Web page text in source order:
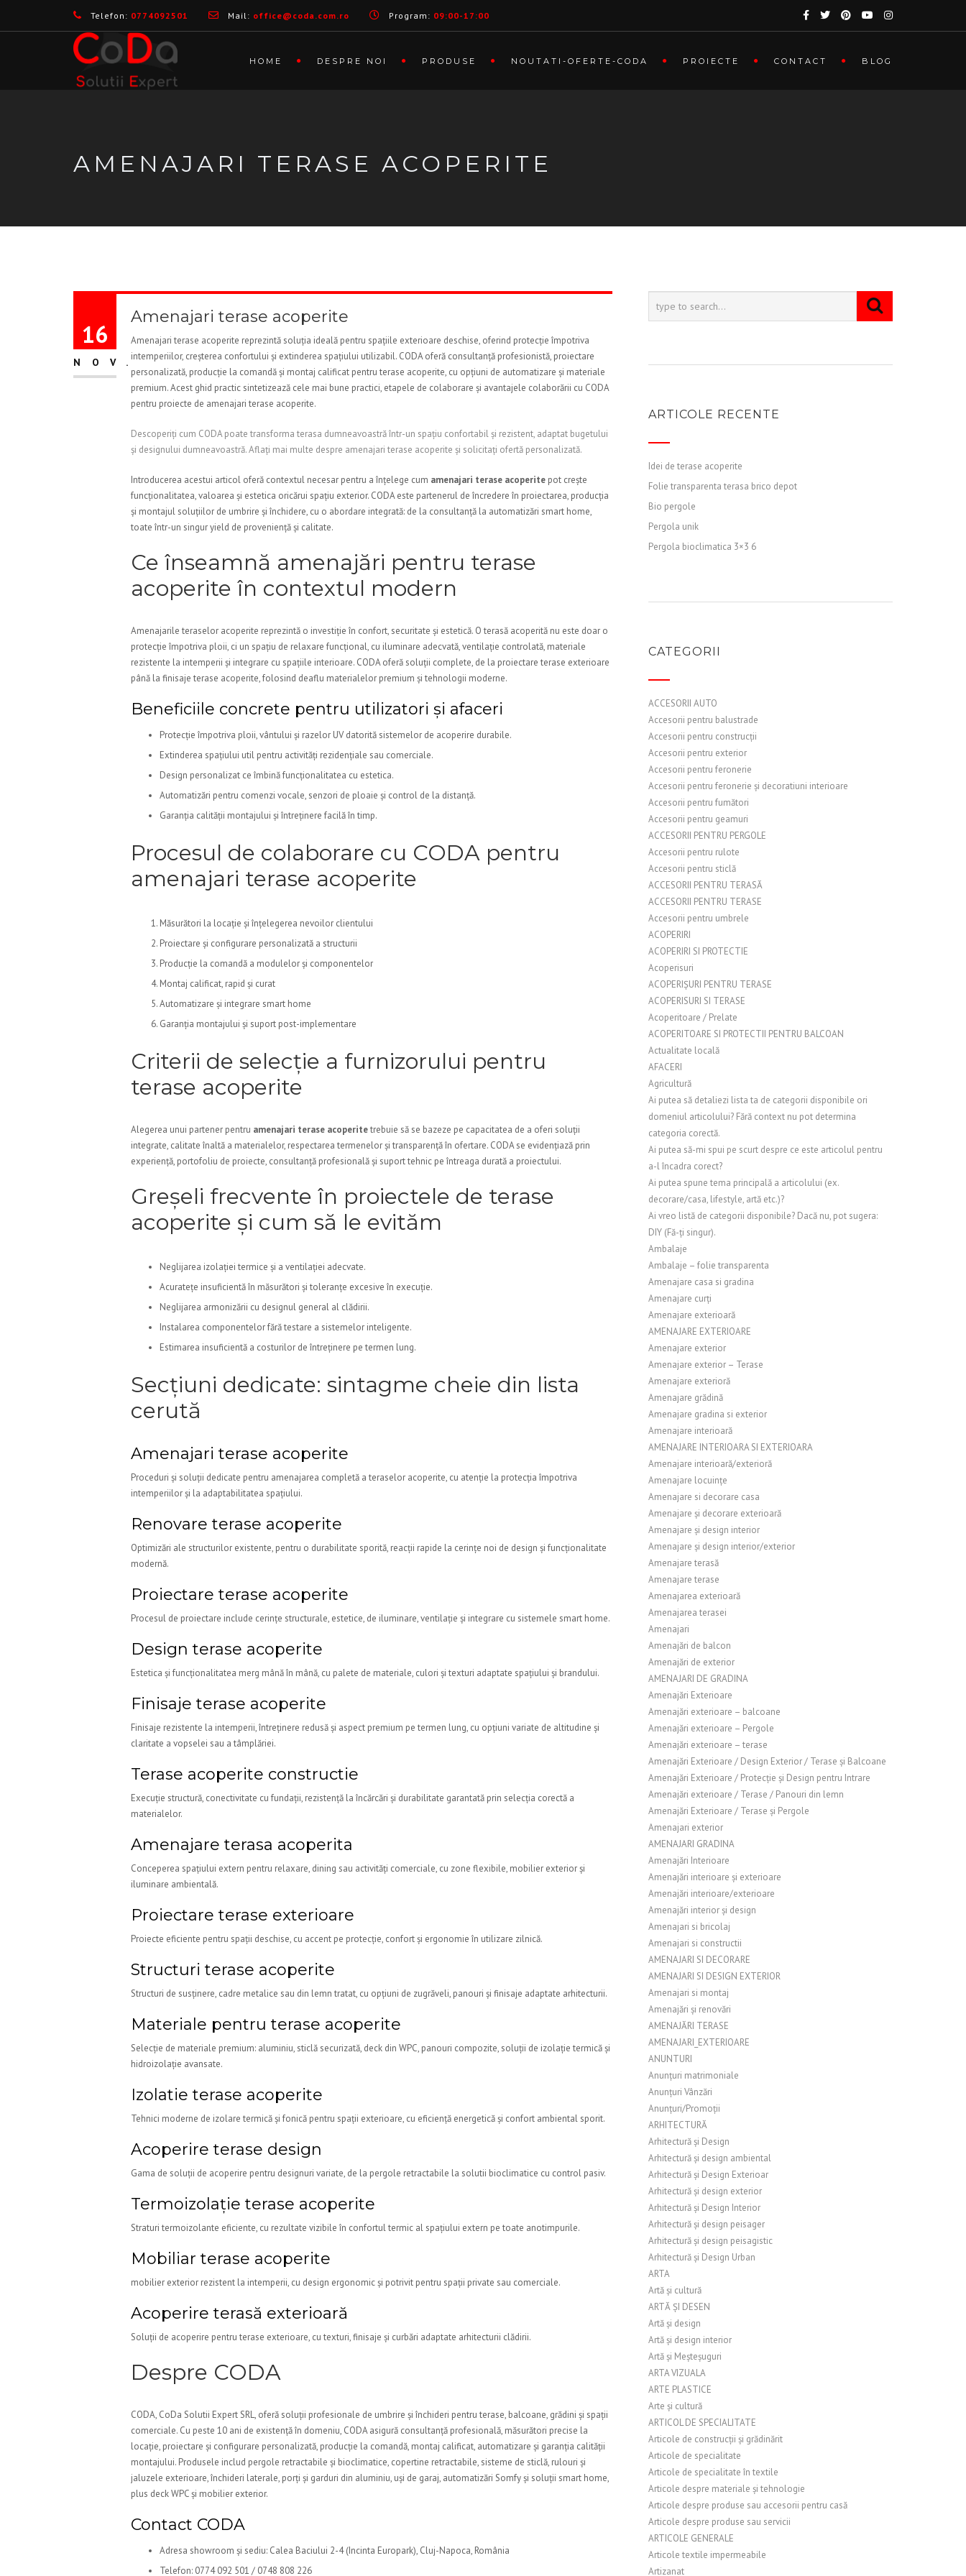
Telefon: 0774092501 Mail: office@coda.com.ro Program: 09:00-17:00
HOME DESPRE NOI PRODUSE NOUTATI-OFERTE-CODA PROIECTE CONTACT BLOG
AMENAJARI TERASE ACOPERITE
16
NOV.
Amenajari terase acoperite
Amenajari terase acoperite reprezintă soluția ideală pentru spațiile exterioare deschise, oferind protecție împotriva
intemperiilor, creșterea confortului și extinderea spațiului utilizabil. CODA oferă consultanță profesionistă, proiectare
personalizată, producție la comandă și montaj calificat pentru terase acoperite, cu opțiuni de automatizare și materiale
premium. Acest ghid practic sintetizează cele mai bune practici, etapele de colaborare și avantajele colaborării cu CODA
pentru proiecte de amenajari terase acoperite.
Descoperiți cum CODA poate transforma terasa dumneavoastră într-un spațiu confortabil și rezistent, adaptat bugetului
și designului dumneavoastră. Aflați mai multe despre amenajari terase acoperite și solicitați ofertă personalizată.
Introducerea acestui articol oferă contextul necesar pentru a înțelege cum amenajari terase acoperite pot crește
funcționalitatea, valoarea și estetica oricărui spațiu exterior. CODA este partenerul de încredere în proiectarea, producția
și montajul soluțiilor de umbrire și închidere, cu o abordare integrată: de la consultanță la automatizări smart home,
toate într-un singur yield de proveniență și calitate.
Ce înseamnă amenajări pentru terase
acoperite în contextul modern
Amenajarile teraselor acoperite reprezintă o investiție în confort, securitate și estetică. O terasă acoperită nu este doar o
protecție împotriva ploii, ci un spațiu de relaxare funcțional, cu iluminare adecvată, ventilație controlată, materiale
rezistente la intemperii și integrare cu spațiile interioare. CODA oferă soluții complete, de la proiectare terase exterioare
până la finisaje terase acoperite, folosind deaflu materialelor premium și tehnologii moderne.
Beneficiile concrete pentru utilizatori și afaceri
Protecție împotriva ploii, vântului și razelor UV datorită sistemelor de acoperire durabile.
Extinderea spațiului util pentru activități rezidențiale sau comerciale.
Design personalizat ce îmbină funcționalitatea cu estetica.
Automatizări pentru comenzi vocale, senzori de ploaie și control de la distanță.
Garanția calității montajului și întreținere facilă în timp.
Procesul de colaborare cu CODA pentru
amenajari terase acoperite
Măsurători la locație și înțelegerea nevoilor clientului
Proiectare și configurare personalizată a structurii
Producție la comandă a modulelor și componentelor
Montaj calificat, rapid și curat
Automatizare și integrare smart home
Garanția montajului și suport post-implementare
Criterii de selecție a furnizorului pentru
terase acoperite
Alegerea unui partener pentru amenajari terase acoperitetrebuie să se bazeze pe capacitatea de a oferi soluții
integrate, calitate înaltă a materialelor, respectarea termenelor și transparență în ofertare. CODA se evidențiază prin
experiență, portofoliu de proiecte, consultanță profesională și suport tehnic pe întreaga durată a proiectului.
Greșeli frecvente în proiectele de terase
acoperite și cum să le evităm
Neglijarea izolației termice și a ventilației adecvate.
Acuratețe insuficientă în măsurători și toleranțe excesive în execuție.
Neglijarea armonizării cu designul general al clădirii.
Instalarea componentelor fără testare a sistemelor inteligente.
Estimarea insuficientă a costurilor de întreținere pe termen lung.
Secțiuni dedicate: sintagme cheie din lista
cerută
Amenajari terase acoperite
Proceduri și soluții dedicate pentru amenajarea completă a teraselor acoperite, cu atenție la protecția împotriva
intemperiilor și la adaptabilitatea spațiului.
Renovare terase acoperite
Optimizări ale structurilor existente, pentru o durabilitate sporită, reacții rapide la cerințe noi de design și funcționalitate
modernă.
Proiectare terase acoperite
Procesul de proiectare include cerințe structurale, estetice, de iluminare, ventilație și integrare cu sistemele smart home.
Design terase acoperite
Estetica și funcționalitatea merg mână în mână, cu palete de materiale, culori și texturi adaptate spațiului și brandului.
Finisaje terase acoperite
Finisaje rezistente la intemperii, întreținere redusă și aspect premium pe termen lung, cu opțiuni variate de altitudine și
claritate a vopselei sau a tâmplăriei.
Terase acoperite constructie
Execuție structură, conectivitate cu fundații, rezistență la încărcări și durabilitate garantată prin selecția corectă a
materialelor.
Amenajare terasa acoperita
Conceperea spațiului extern pentru relaxare, dining sau activități comerciale, cu zone flexibile, mobilier exterior și
iluminare ambientală.
Proiectare terase exterioare
Proiecte eficiente pentru spații deschise, cu accent pe protecție, confort și ergonomie în utilizare zilnică.
Structuri terase acoperite
Structuri de susținere, cadre metalice sau din lemn tratat, cu opțiuni de zugrăveli, panouri și finisaje adaptate arhitecturii.
Materiale pentru terase acoperite
Selecție de materiale premium: aluminiu, sticlă securizată, deck din WPC, panouri compozite, soluții de izolație termică și
hidroizolație avansate.
Izolatie terase acoperite
Tehnici moderne de izolare termică și fonică pentru spații exterioare, cu eficiență energetică și confort ambiental sporit.
Acoperire terase design
Gama de soluții de acoperire pentru designuri variate, de la pergole retractabile la solutii bioclimatice cu control pasiv.
Termoizolație terase acoperite
Straturi termoizolante eficiente, cu rezultate vizibile în confortul termic al spațiului extern pe toate anotimpurile.
Mobiliar terase acoperite
mobilier exterior rezistent la intemperii, cu design ergonomic și potrivit pentru spații private sau comerciale.
Acoperire terasă exterioară
Soluții de acoperire pentru terase exterioare, cu texturi, finisaje și curbări adaptate arhitecturii clădirii.
Despre CODA
CODA, CoDa Solutii Expert SRL, oferă soluții profesionale de umbrire și închideri pentru terase, balcoane, grădini și spații
comerciale. Cu peste 10 ani de existență în domeniu, CODA asigură consultanță profesională, măsurători precise la
locație, proiectare și configurare personalizată, producție la comandă, montaj calificat, automatizare și garanția calității
montajului. Produsele includ pergole retractabile și bioclimatice, copertine retractabile, sisteme de sticlă, rulouri și
jaluzele exterioare, închideri laterale, porți și garduri din aluminiu, uși de garaj, automatizări Somfy și soluții smart home,
plus deck WPC și mobilier exterior.
Contact CODA
Adresa showroom și sediu: Calea Baciului 2-4 (Incinta Europark), Cluj-Napoca, România
Telefon: 0774 092 501 / 0748 808 226
ARTICOLE RECENTE
Idei de terase acoperite
Folie transparenta terasa brico depot
Bio pergole
Pergola unik
Pergola bioclimatica 3×3 6
CATEGORII
ACCESORII AUTO
Accesorii pentru balustrade
Accesorii pentru construcții
Accesorii pentru exterior
Accesorii pentru feronerie
Accesorii pentru feronerie și decoratiuni interioare
Accesorii pentru fumători
Accesorii pentru geamuri
ACCESORII PENTRU PERGOLE
Accesorii pentru rulote
Accesorii pentru sticlă
ACCESORII PENTRU TERASĂ
ACCESORII PENTRU TERASE
Accesorii pentru umbrele
ACOPERIRI
ACOPERIRI SI PROTECTIE
Acoperisuri
ACOPERIȘURI PENTRU TERASE
ACOPERISURI SI TERASE
Acoperitoare / Prelate
ACOPERITOARE SI PROTECTII PENTRU BALCOAN
Actualitate locală
AFACERI
Agricultură
Ai putea să detaliezi lista ta de categorii disponibile ori
domeniul articolului? Fără context nu pot determina
categoria corectă.
Ai putea să-mi spui pe scurt despre ce este articolul pentru
a-l încadra corect?
Ai putea spune tema principală a articolului (ex.
decorare/casa, lifestyle, artă etc.)?
Ai vreo listă de categorii disponibile? Dacă nu, pot sugera:
DIY (Fă-ți singur).
Ambalaje
Ambalaje – folie transparenta
Amenajare casa si gradina
Amenajare curți
Amenajare exterioară
AMENAJARE EXTERIOARE
Amenajare exterior
Amenajare exterior – Terase
Amenajare exterioră
Amenajare grădină
Amenajare gradina si exterior
Amenajare interioară
AMENAJARE INTERIOARA SI EXTERIOARA
Amenajare interioară/exterioră
Amenajare locuințe
Amenajare si decorare casa
Amenajare și decorare exterioară
Amenajare și design interior
Amenajare și design interior/exterior
Amenajare terasă
Amenajare terase
Amenajarea exterioară
Amenajarea terasei
Amenajari
Amenajări de balcon
Amenajări de exterior
AMENAJARI DE GRADINA
Amenajări Exterioare
Amenajări exterioare – balcoane
Amenajări exterioare – Pergole
Amenajări exterioare – terase
Amenajări Exterioare / Design Exterior / Terase și Balcoane
Amenajări Exterioare / Protecție și Design pentru Intrare
Amenajări exterioare / Terase / Panouri din lemn
Amenajări Exterioare / Terase și Pergole
Amenajari exterior
AMENAJARI GRADINA
Amenajări Interioare
Amenajări interioare și exterioare
Amenajări interioare/exterioare
Amenajări interior și design
Amenajari si bricolaj
Amenajari si constructii
AMENAJARI SI DECORARE
AMENAJARI SI DESIGN EXTERIOR
Amenajari si montaj
Amenajări și renovări
AMENAJĂRI TERASE
AMENAJARI_EXTERIOARE
ANUNTURI
Anunțuri matrimoniale
Anunțuri Vânzări
Anunțuri/Promoții
ARHITECTURĂ
Arhitectură și Design
Arhitectură și design ambiental
Arhitectură și Design Exterioar
Arhitectură și design exterior
Arhitectură și Design Interior
Arhitectură și design peisager
Arhitectură și design peisagistic
Arhitectură și Design Urban
ARTA
Artă și cultură
ARTĂ ȘI DESEN
Artă și design
Artă și design interior
Artă și Meșteșuguri
ARTA VIZUALA
ARTE PLASTICE
Arte și cultură
ARTICOL DE SPECIALITATE
Articole de construcții și grădinărit
Articole de specialitate
Articole de specialitate în textile
Articole despre materiale și tehnologie
Articole despre produse sau accesorii pentru casă
Articole despre produse sau servicii
ARTICOLE GENERALE
Articole textile impermeabile
Artizanat